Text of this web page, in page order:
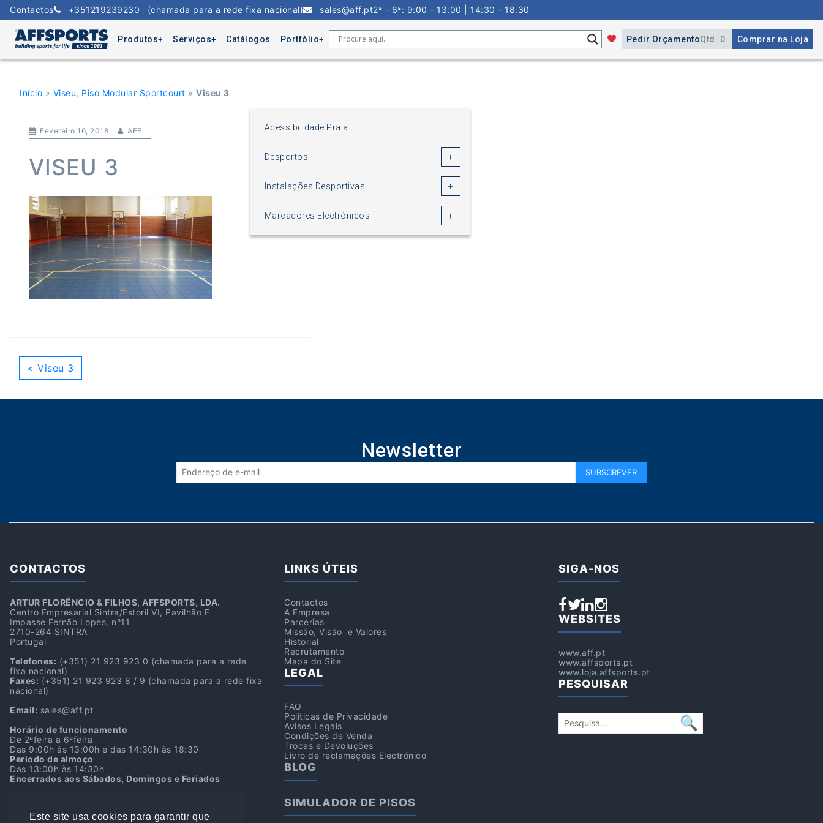
Este site usa cookies para garantir que
Skip
Contactos +351219239230 (chamada para a rede fixa nacional) sales@aff.pt2ª - 6ª: 9:00 - 13:00 | 14:30 - 18:30
Produtos Serviços Catálogos Portfólio Pedir OrçamentoQtd. 0 Comprar na Loja
Início » Viseu, Piso Modular Sportcourt » Viseu 3
Fevereiro 16, 2018 AFF
VISEU 3
< Viseu 3
Acessibilidade Praia
Desportos
Instalações Desportivas
Marcadores Electrónicos
Newsletter
CONTACTOS
ARTUR FLORÊNCIO & FILHOS, AFFSPORTS, LDA.
Centro Empresarial Sintra/Estoril VI, Pavilhão F
Impasse Fernão Lopes, nº11
2710-264 SINTRA
Portugal
Telefones: (+351) 21 923 923 0 (chamada para a rede
fixa nacional)
Faxes: (+351) 21 923 923 8 / 9 (chamada para a rede fixa
nacional)
Email: sales@aff.pt
Horário de funcionamento
De 2ªfeira a 6ªfeira
Das 9:00h ás 13:00h e das 14:30h às 18:30
Periodo de almoço
Das 13:00h às 14:30h
Encerrados aos Sábados, Domingos e Feriados
38.761036, -9.377750
LINKS ÚTEIS
Contactos
A Empresa
Parcerias
Missão, Visão e Valores
Historial
Recrutamento
Mapa do Site
LEGAL
FAQ
Politicas de Privacidade
Avisos Legais
Condições de Venda
Trocas e Devoluções
Livro de reclamações Electrónico
BLOG
SIMULADOR DE PISOS
SIGA-NOS
WEBSITES
www.aff.pt
www.affsports.pt
www.loja.affsports.pt
PESQUISAR